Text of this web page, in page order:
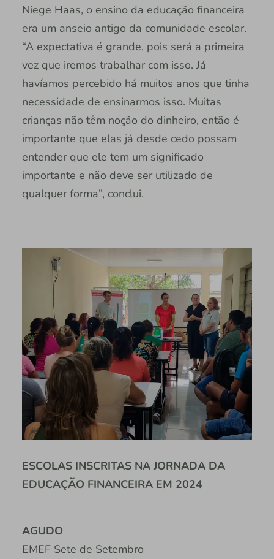
Niege Haas, o ensino da educação financeira
era um anseio antigo da comunidade escolar.
“A expectativa é grande, pois será a primeira
vez que iremos trabalhar com isso. Já
havíamos percebido há muitos anos que tinha
necessidade de ensinarmos isso. Muitas
crianças não têm noção do dinheiro, então é
importante que elas já desde cedo possam
entender que ele tem um significado
importante e não deve ser utilizado de
qualquer forma”, conclui.
ESCOLAS INSCRITAS NA JORNADA DA
EDUCAÇÃO FINANCEIRA EM 2024
AGUDO
EMEF Sete de Setembro